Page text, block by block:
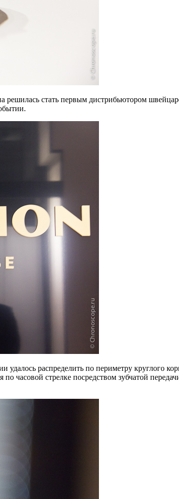
стать первым дистрибьютором
распределить по периметру круглого
часовой стрелке посредством зубчатой